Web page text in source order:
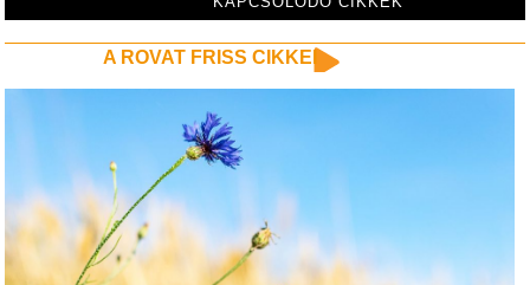
A ROVAT FRISS CIKKEI